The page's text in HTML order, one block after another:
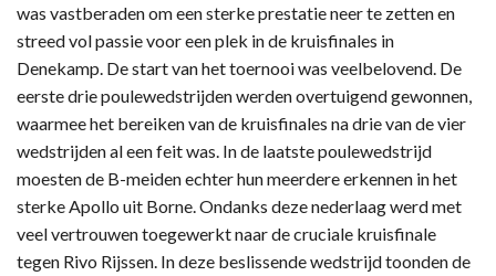
was vastberaden om een sterke prestatie neer te zetten en
streed vol passie voor een plek in de kruisfinales in
Denekamp. De start van het toernooi was veelbelovend. De
eerste drie poulewedstrijden werden overtuigend gewonnen,
waarmee het bereiken van de kruisfinales na drie van de vier
wedstrijden al een feit was. In de laatste poulewedstrijd
moesten de B-meiden echter hun meerdere erkennen in het
sterke Apollo uit Borne. Ondanks deze nederlaag werd met
veel vertrouwen toegewerkt naar de cruciale kruisfinale
tegen Rivo Rijssen. In deze beslissende wedstrijd toonden de